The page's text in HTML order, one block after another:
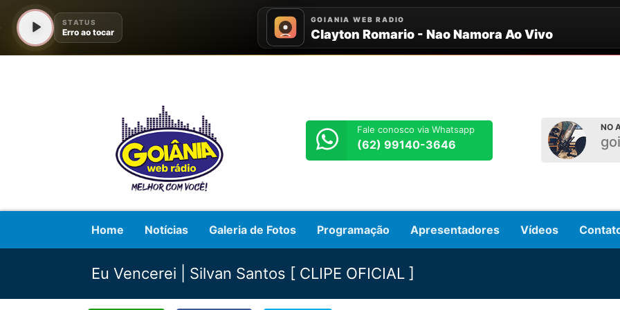
Fale conosco via Whatsapp
(62) 99140-3646
NO
Home Notícias Galeria de Fotos Programação Apresentadores Vídeos
Eu Vencerei | Silvan Santos [ CLIPE OFICIAL ]